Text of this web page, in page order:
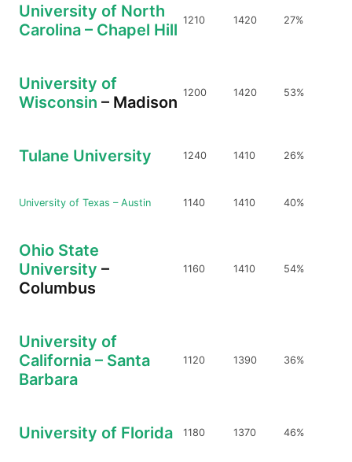
University of North
Carolina – Chapel Hill
1210 1420 27%
University of
Wisconsin – Madison
1200 1420 53%
Tulane University 1240 1410 26%
University of Texas – Austin 1140 1410 40%
Ohio State
University –
Columbus
1160 1410 54%
University of
California – Santa
Barbara
1120 1390 36%
University of Florida 1180 1370 46%